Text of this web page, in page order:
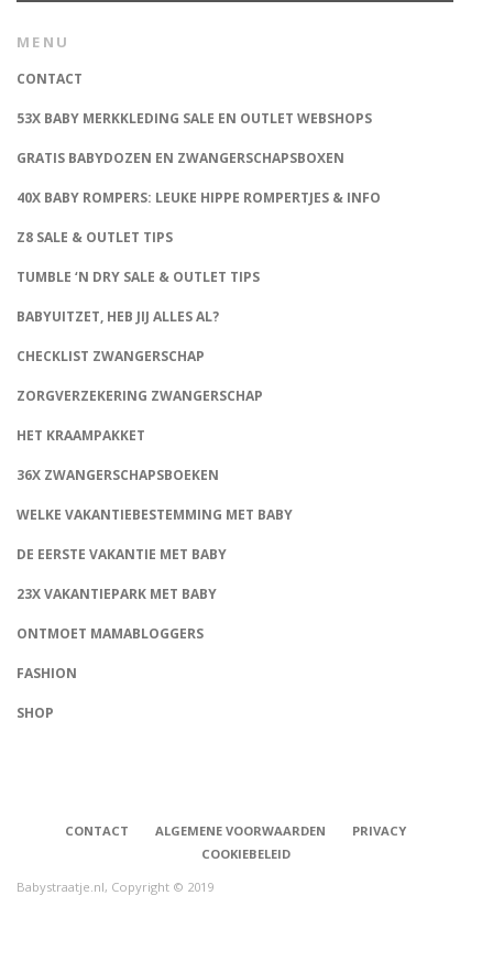
MENU
CONTACT
53X BABY MERKKLEDING SALE EN OUTLET WEBSHOPS
GRATIS BABYDOZEN EN ZWANGERSCHAPSBOXEN
40X BABY ROMPERS: LEUKE HIPPE ROMPERTJES & INFO
Z8 SALE & OUTLET TIPS
TUMBLE ‘N DRY SALE & OUTLET TIPS
BABYUITZET, HEB JIJ ALLES AL?
CHECKLIST ZWANGERSCHAP
ZORGVERZEKERING ZWANGERSCHAP
HET KRAAMPAKKET
36X ZWANGERSCHAPSBOEKEN
WELKE VAKANTIEBESTEMMING MET BABY
DE EERSTE VAKANTIE MET BABY
23X VAKANTIEPARK MET BABY
ONTMOET MAMABLOGGERS
FASHION
SHOP
CONTACT ALGEMENE VOORWAARDEN
PRIVACY
COOKIEBELEID
Babystraatje.nl, Copyright © 2019